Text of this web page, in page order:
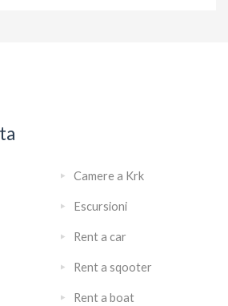
Camere a Krk
Escursioni
Rent a car
Rent a sqooter
Rent a boat